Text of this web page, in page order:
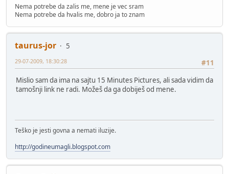
Nema potrebe da zalis me, mene je vec sram
Nema potrebe da hvalis me, dobro ja to znam
taurus-jor
5
#11
29-07-2009, 18:30:28
Mislio sam da ima na sajtu 15 Minutes Pictures, ali sada vidim da
tamošnji link ne radi. Možeš da ga dobiješ od mene.
Teško je jesti govna a nemati iluzije.
http://godineumagli.blogspot.com